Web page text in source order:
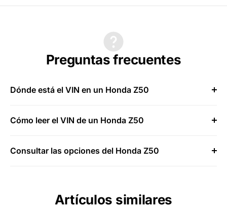
Preguntas frecuentes
Dónde está el VIN en un Honda Z50
Cómo leer el VIN de un Honda Z50
Consultar las opciones del Honda Z50
Artículos similares